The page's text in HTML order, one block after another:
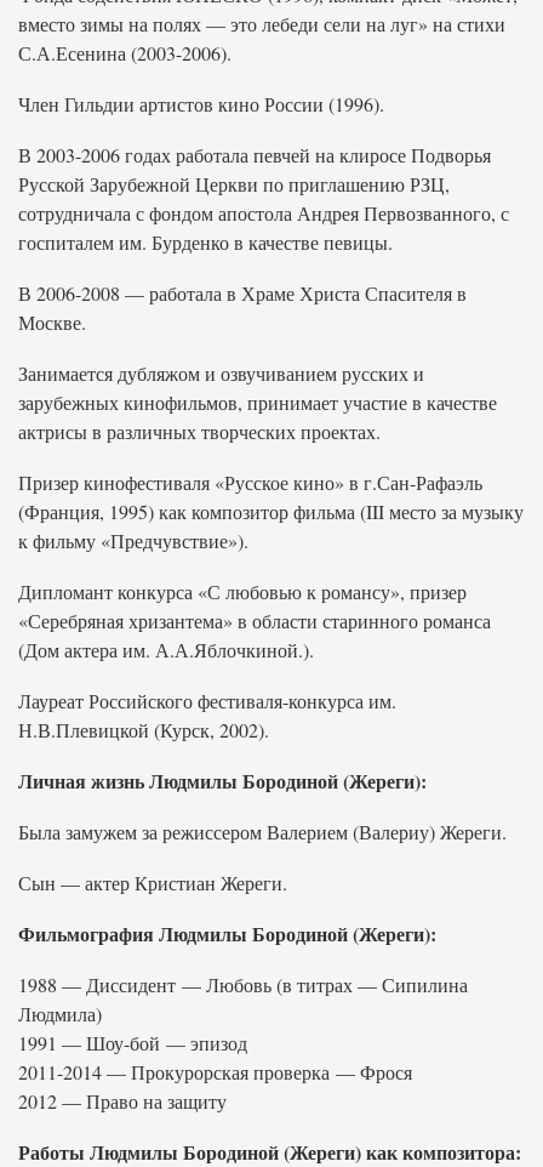
вместо зимы на полях — это лебеди сели на луг» на стихи
С.А.Есенина (2003-2006).
Член Гильдии артистов кино России (1996).
В 2003-2006 годах работала певчей на клиросе Подворья
Русской Зарубежной Церкви по приглашению РЗЦ,
сотрудничала с фондом апостола Андрея Первозванного, с
госпиталем им. Бурденко в качестве певицы.
В 2006-2008 — работала в Храме Христа Спасителя в
Москве.
Занимается дубляжом и озвучиванием русских и
зарубежных кинофильмов, принимает участие в качестве
актрисы в различных творческих проектах.
Призер кинофестиваля «Русское кино» в г.Сан-Рафаэль
(Франция, 1995) как композитор фильма (III место за музыку
к фильму «Предчувствие»).
Дипломант конкурса «С любовью к романсу», призер
«Серебряная хризантема» в области старинного романса
(Дом актера им. А.А.Яблочкиной.).
Лауреат Российского фестиваля-конкурса им.
Н.В.Плевицкой (Курск, 2002).
Личная жизнь Людмилы Бородиной (Жереги):
Была замужем за режиссером Валерием (Валериу) Жереги.
Сын — актер Кристиан Жереги.
Фильмография Людмилы Бородиной (Жереги):
1988 — Диссидент — Любовь (в титрах — Сипилина
Людмила)
1991 — Шоу-бой — эпизод
2011-2014 — Прокурорская проверка — Фрося
2012 — Право на защиту
Работы Людмилы Бородиной (Жереги) как композитора: